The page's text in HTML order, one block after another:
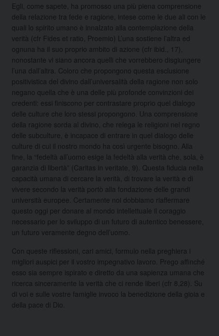
Egli, come sapete, ha promosso una più piena comprensione
della relazione tra fede e ragione, intese come le due ali con le
quali lo spirito umano è innalzato alla contemplazione della
verità (cfr Fides et ratio, Proemio) L’una sostiene l’altra ed
ognuna ha il suo proprio ambito di azione (cfr ibid., 17),
nonostante vi siano ancora quelli che vorrebbero disgiungere
l’una dall’altra. Coloro che propongono questa esclusione
positivistica del divino dall’universalità della ragione non solo
negano quella che è una delle più profonde convinzioni dei
credenti: essi finiscono per contrastare proprio quel dialogo
delle culture che loro stessi propongono. Una comprensione
della ragione sorda al divino, che relega le religioni nel regno
delle subculture, è incapace di entrare in quel dialogo delle
culture di cui il nostro mondo ha così urgente bisogno. Alla
fine, la “fedeltà all’uomo esige la fedeltà alla verità che, sola, è
garanzia di libertà” (Caritas in veritate, 9). Questa fiducia nella
capacità umana di cercare la verità, di trovare la verità e di
vivere secondo la verità portò alla fondazione delle grandi
università europee. Certamente noi dobbiamo riaffermare
questo oggi per donare al mondo intellettuale il coraggio
necessario per lo sviluppo di un futuro di autentico benessere,
un futuro veramente degno dell’uomo.
Con queste riflessioni, cari amici, formulo nella preghiera i
migliori auspici per il vostro impegnativo lavoro. Prego affinché
esso sia sempre ispirato e diretto da una sapienza umana che
ricerca sinceramente la verità che ci rende liberi (cfr 8,28). Su
di voi e sulle vostre famiglie invoco la benedizione della gioia e
della pace di Dio.